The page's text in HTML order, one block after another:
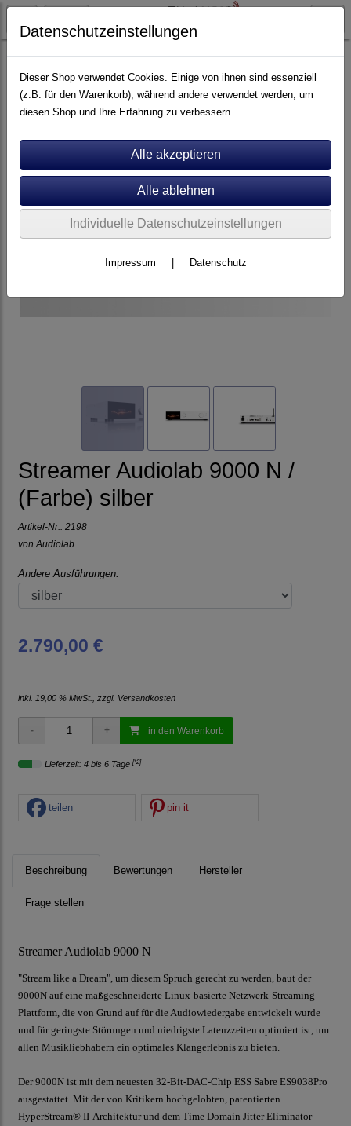
Artikel nach Marken A - E Audiolab
Streamer Audiolab 9000 N /
(Farbe) silber
Artikel-Nr.: 2198
von Audiolab
Andere Ausführungen:
2.790,00 €
inkl. 19,00 % MwSt., zzgl. Versandkosten
in den Warenkorb
Lieferzeit: 4 bis 6 Tage [*2]
teilen pin it
Beschreibung Bewertungen Hersteller
Frage stellen
Streamer Audiolab 9000 N
"Stream like a Dream", um diesem Spruch gerecht zu werden, baut der
9000N auf eine maßgeschneiderte Linux-basierte Netzwerk-Streaming-
Plattform, die von Grund auf für die Audiowiedergabe entwickelt wurde
und für geringste Störungen und niedrigste Latenzzeiten optimiert ist, um
allen Musikliebhabern ein optimales Klangerlebnis zu bieten.
Der 9000N ist mit dem neuesten 32-Bit-DAC-Chip ESS Sabre ES9038Pro
ausgestattet. Mit der von Kritikern hochgelobten, patentierten
HyperStream® II-Architektur und dem Time Domain Jitter Eliminator
Datenschutzeinstellungen
Dieser Shop verwendet Cookies. Einige von ihnen sind essenziell
(z.B. für den Warenkorb), während andere verwendet werden, um
diesen Shop und Ihre Erfahrung zu verbessern.
Individuelle Datenschutzeinstellungen
Impressum Datenschutz